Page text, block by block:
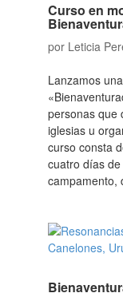
Curso en
por Leticia
Lanzamos
personas que
iglesias u
curso consta
cuatro días
campamento,